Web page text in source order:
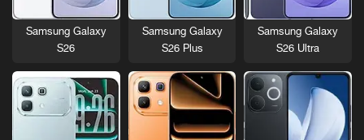
Samsung Galaxy
S26 Ultra
Samsung Galaxy
S26 Plus
Samsung Galaxy
S26